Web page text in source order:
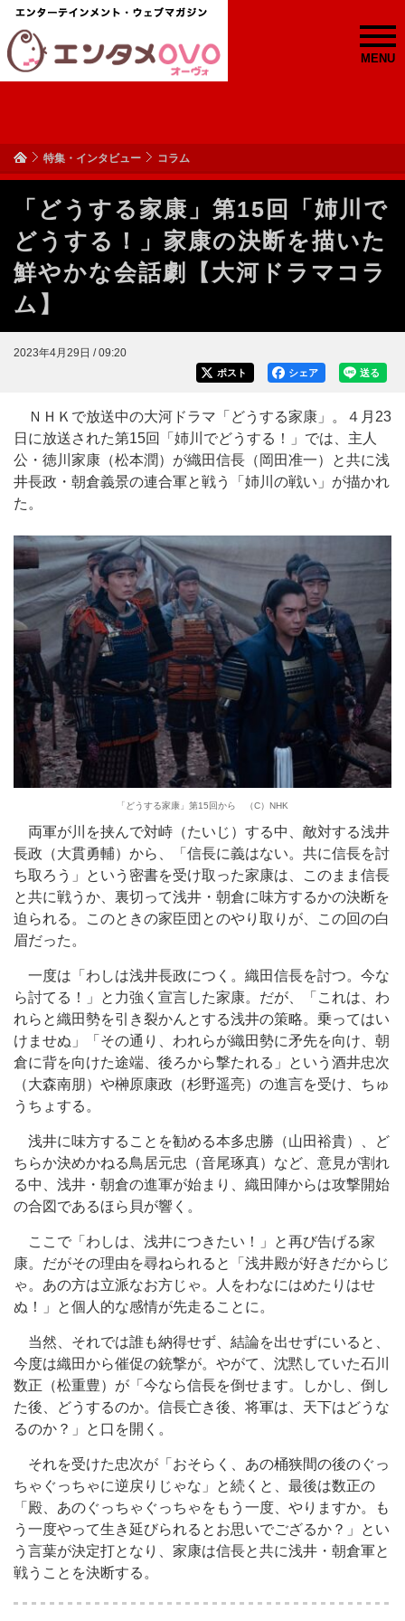
MENU
特集・インタビュー コラム
「どうする家康」第15回「姉川で
どうする！」家康の決断を描いた
鮮やかな会話劇【大河ドラマコラ
ム】
2023年4月29日 / 09:20
送る
シェア
ポスト
ＮＨＫで放送中の大河ドラマ「どうする家康」。４月23
日に放送された第15回「姉川でどうする！」では、主人
公・徳川家康（松本潤）が織田信長（岡田准一）と共に浅
井長政・朝倉義景の連合軍と戦う「姉川の戦い」が描かれ
た。
「どうする家康」第15回から （C）NHK
両軍が川を挟んで対峙（たいじ）する中、敵対する浅井
長政（大貫勇輔）から、「信長に義はない。共に信長を討
ち取ろう」という密書を受け取った家康は、このまま信長
と共に戦うか、裏切って浅井・朝倉に味方するかの決断を
迫られる。このときの家臣団とのやり取りが、この回の白
眉だった。
一度は「わしは浅井長政につく。織田信長を討つ。今な
ら討てる！」と力強く宣言した家康。だが、「これは、わ
れらと織田勢を引き裂かんとする浅井の策略。乗ってはい
けませぬ」「その通り、われらが織田勢に矛先を向け、朝
倉に背を向けた途端、後ろから撃たれる」という酒井忠次
（大森南朋）や榊原康政（杉野遥亮）の進言を受け、ちゅ
うちょする。
浅井に味方することを勧める本多忠勝（山田裕貴）、ど
ちらか決めかねる鳥居元忠（音尾琢真）など、意見が割れ
る中、浅井・朝倉の進軍が始まり、織田陣からは攻撃開始
の合図であるほら貝が響く。
ここで「わしは、浅井につきたい！」と再び告げる家
康。だがその理由を尋ねられると「浅井殿が好きだからじ
ゃ。あの方は立派なお方じゃ。人をわなにはめたりはせ
ぬ！」と個人的な感情が先走ることに。
当然、それでは誰も納得せず、結論を出せずにいると、
今度は織田から催促の銃撃が。やがて、沈黙していた石川
数正（松重豊）が「今なら信長を倒せます。しかし、倒し
た後、どうするのか。信長亡き後、将軍は、天下はどうな
るのか？」と口を開く。
それを受けた忠次が「おそらく、あの桶狭間の後のぐっ
ちゃぐっちゃに逆戻りじゃな」と続くと、最後は数正の
「殿、あのぐっちゃぐっちゃをもう一度、やりますか。も
う一度やって生き延びられるとお思いでござるか？」とい
う言葉が決定打となり、家康は信長と共に浅井・朝倉軍と
戦うことを決断する。